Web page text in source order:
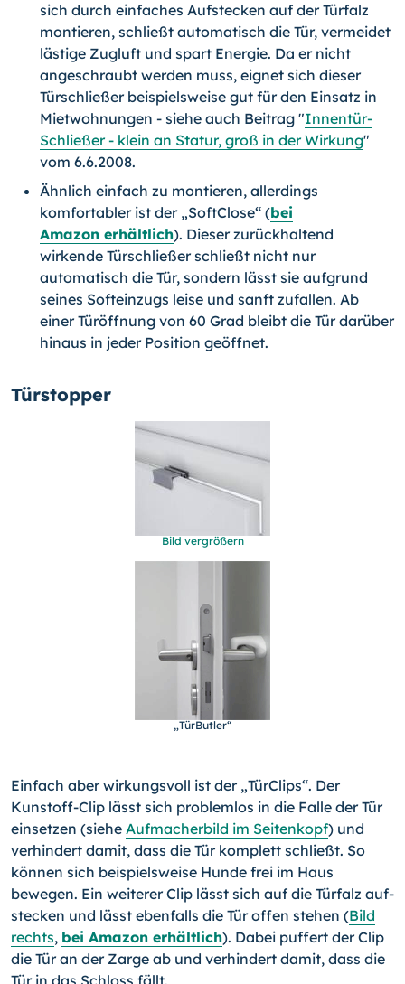
sich durch einfaches Auf­stecken auf der Türfalz
montieren, schließt automatisch die Tür, vermeidet
lästige Zugluft und spart Energie. Da er nicht
angeschraubt werden muss, eignet sich dieser
Türschließer beispielsweise gut für den Einsatz in
Miet­wohnungen - siehe auch Beitrag "Innentür-
Schließer - klein an Statur, groß in der Wirkung"
vom 6.6.2008.
Ähnlich einfach zu montieren, allerdings
komfortabler ist der „SoftClose“ (bei
Amazon erhältlich). Dieser zu­rückhaltend
wirkende Türschließer schließt nicht nur
automatisch die Tür, son­dern lässt sie aufgrund
seines Softeinzugs leise und sanft zufallen. Ab
einer Tür­öffnung von 60 Grad bleibt die Tür darüber
hinaus in jeder Position geöffnet.
Türstopper
Bild vergrößern
„TürButler“
Einfach aber wirkungsvoll ist der „TürClips“. Der
Kunstoff-Clip lässt sich problemlos in die Falle der Tür
einsetzen (siehe Auf­macherbild im Seitenkopf) und
verhindert damit, dass die Tür komplett schließt. So
können sich beispielsweise Hunde frei im Haus
bewegen. Ein weiterer Clip lässt sich auf die Türfalz auf­
stecken und lässt ebenfalls die Tür offen stehen (Bild
rechts, bei Amazon erhältlich). Dabei puffert der Clip
die Tür an der Zarge ab und verhindert damit, dass die